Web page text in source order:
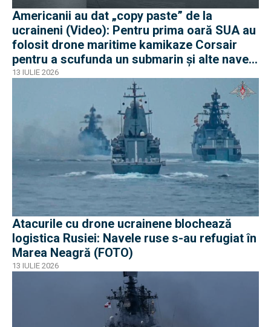
Americanii au dat „copy paste” de la
ucraineni (Video): Pentru prima oară SUA au
folosit drone maritime kamikaze Corsair
pentru a scufunda un submarin și alte nave
iraniene
13 IULIE 2026
Atacurile cu drone ucrainene blochează
logistica Rusiei: Navele ruse s-au refugiat în
Marea Neagră (FOTO)
13 IULIE 2026